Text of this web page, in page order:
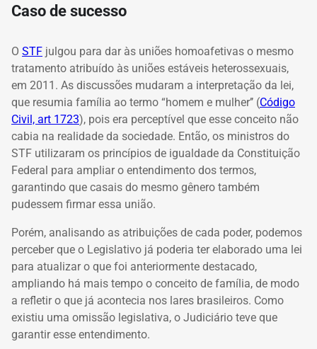
Caso de sucesso
O STF julgou para dar às uniões homoafetivas o mesmo
tratamento atribuído às uniões estáveis heterossexuais,
em 2011. As discussões mudaram a interpretação da lei,
que resumia família ao termo “homem e mulher’’ (Código
Civil, art 1723), pois era perceptível que esse conceito não
cabia na realidade da sociedade. Então, os ministros do
STF utilizaram os princípios de igualdade da Constituição
Federal para ampliar o entendimento dos termos,
garantindo que casais do mesmo gênero também
pudessem firmar essa união.
Porém, analisando as atribuições de cada poder, podemos
perceber que o Legislativo já poderia ter elaborado uma lei
para atualizar o que foi anteriormente destacado,
ampliando há mais tempo o conceito de família, de modo
a refletir o que já acontecia nos lares brasileiros. Como
existiu uma omissão legislativa, o Judiciário teve que
garantir esse entendimento.